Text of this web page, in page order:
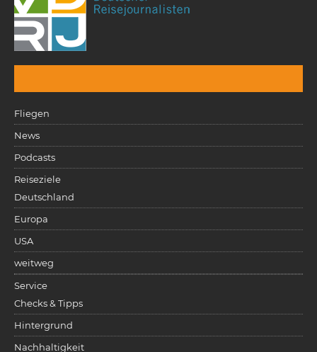
Fliegen
News
Podcasts
Reiseziele
Deutschland
Europa
USA
weitweg
Service
Checks & Tipps
Hintergrund
Nachhaltigkeit